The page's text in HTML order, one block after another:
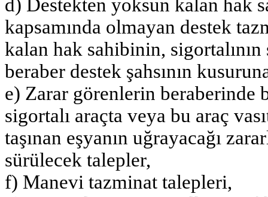
d) Destekten yoksun kalan hak
kapsamında olmayan destek
kalan hak sahibinin,
beraber destek şahsının
e) Zarar görenlerin beraberinde
sigortalı araçta veya bu araç
taşınan eşyanın uğrayacağı
sürülecek talepler,
f) Manevi tazminat talepleri,